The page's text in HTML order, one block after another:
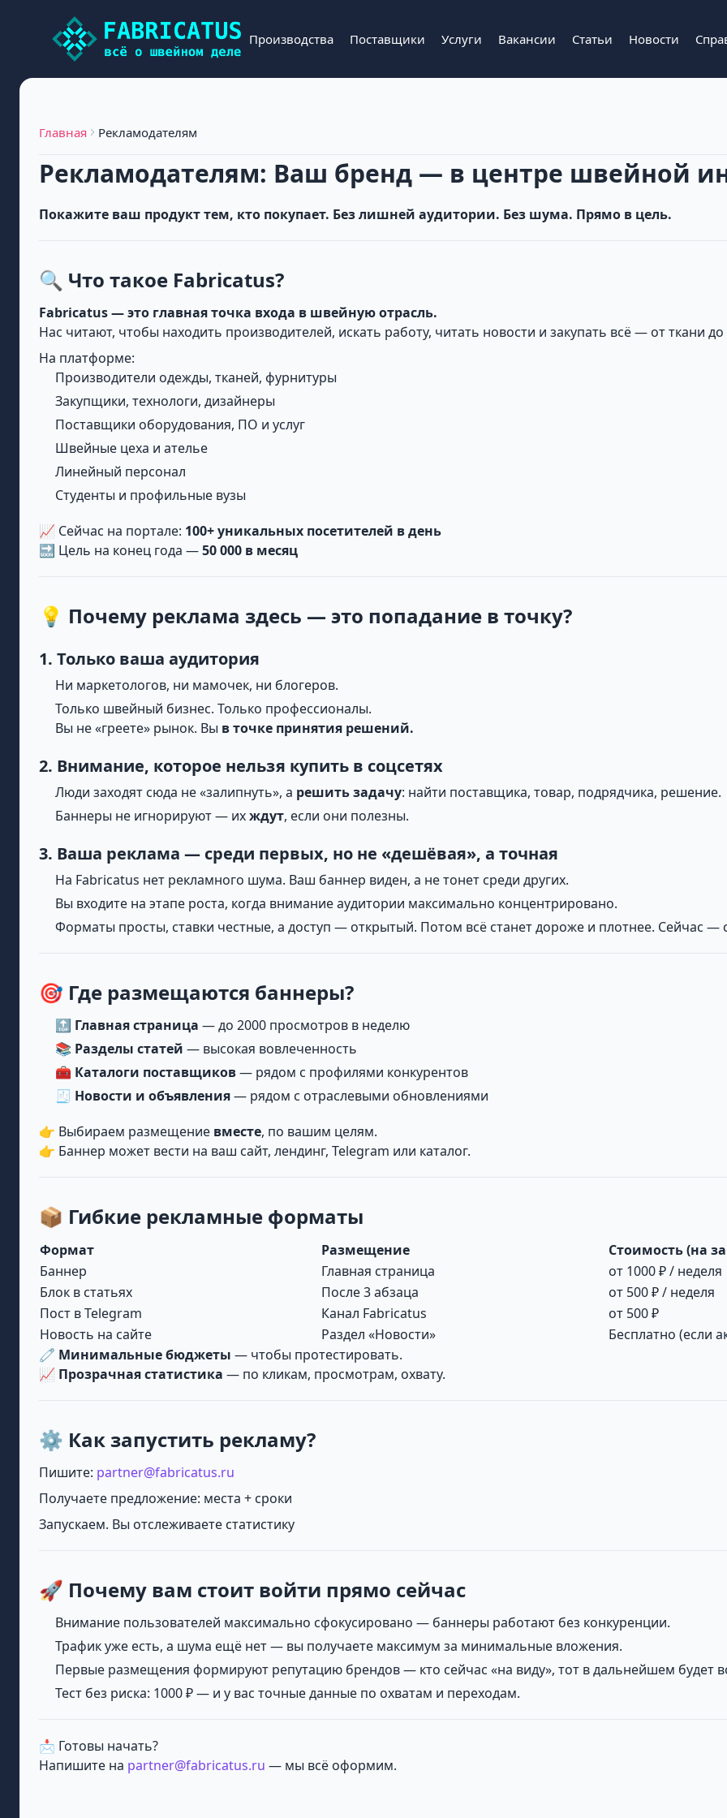
Производства Поставщики Услуги Вакансии Статьи Новости
Главная Рекламодателям
Рекламодателям: Ваш бренд — в центре швейной
Покажите ваш продукт тем, кто покупает. Без лишней аудитории. Без шума. Прямо в цель.
🔍 Что такое Fabricatus?
Fabricatus — это главная точка входа в швейную отрасль.
Нас читают, чтобы находить производителей, искать работу, читать новости и закупать всё — от ткани
На платформе:
Производители одежды, тканей, фурнитуры
Закупщики, технологи, дизайнеры
Поставщики оборудования, ПО и услуг
Швейные цеха и ателье
Линейный персонал
Студенты и профильные вузы
📈 Сейчас на портале: 100+ уникальных посетителей в день
🔜 Цель на конец года —50 000 в месяц
💡 Почему реклама здесь — это попадание в точку?
1. Только ваша аудитория
Ни маркетологов, ни мамочек, ни блогеров.
Только швейный бизнес. Только профессионалы.
Вы не «греете» рынок. Вы в точке принятия решений.
2. Внимание, которое нельзя купить в соцсетях
Люди заходят сюда не «залипнуть», а решить задачу: найти поставщика, товар, подрядчика, решение.
Баннеры не игнорируют — ихждут, если они полезны.
3. Ваша реклама — среди первых, но не «дешёвая», а точная
На Fabricatus нет рекламного шума. Ваш баннер виден, а не тонет среди других.
Вы входите на этапе роста, когда внимание аудитории максимально концентрировано.
Форматы просты, ставки честные, а доступ — открытый. Потом всё станет дороже и плотнее. Сейчас —
🎯 Где размещаются баннеры?
🔝 Главная страница — до 2000 просмотров в неделю
📚 Разделы статей — высокая вовлеченность
🧰 Каталоги поставщиков— рядом с профилями конкурентов
🧾 Новости и объявления— рядом с отраслевыми обновлениями
👉 Выбираем размещение вместе, по вашим целям.
👉 Баннер может вести на ваш сайт, лендинг, Telegram или каталог.
📦 Гибкие рекламные форматы
Формат Размещение
Стоимость (на
Баннер
Главная страница
от 1000 ₽ / неделя
Блок в статьях
После 3 абзаца
от 500 ₽ / неделя
Пост в Telegram
Канал Fabricatus
от 500 ₽
Новость на сайте
Раздел «Новости»
Бесплатно (если
🧷 Минимальные бюджеты — чтобы протестировать.
📈 Прозрачная статистика — по кликам, просмотрам, охвату.
⚙️ Как запустить рекламу?
Пишите: partner@fabricatus.ru
Получаете предложение: места + сроки
Запускаем. Вы отслеживаете статистику
🚀 Почему вам стоит войти прямо сейчас
Внимание пользователей максимально сфокусировано — баннеры работают без конкуренции.
Трафик уже есть, а шума ещё нет — вы получаете максимум за минимальные вложения.
Первые размещения формируют репутацию брендов — кто сейчас «на виду», тот в дальнейшем будет
Тест без риска: 1000 ₽ — и у вас точные данные по охватам и переходам.
📩 Готовы начать?
Напишите на partner@fabricatus.ru — мы всё оформим.